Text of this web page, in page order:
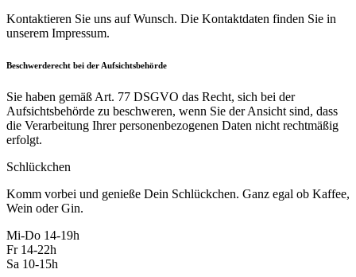
Kontaktieren Sie uns auf Wunsch. Die Kontaktdaten finden Sie in
unserem Impressum.
Beschwerderecht bei der Aufsichtsbehörde
Sie haben gemäß Art. 77 DSGVO das Recht, sich bei der
Aufsichtsbehörde zu beschweren, wenn Sie der Ansicht sind, dass
die Verarbeitung Ihrer personenbezogenen Daten nicht rechtmäßig
erfolgt.
Schlückchen
Komm vorbei und genieße Dein Schlückchen. Ganz egal ob Kaffee,
Wein oder Gin.
Mi-Do 14-19h
Fr 14-22h
Sa 10-15h